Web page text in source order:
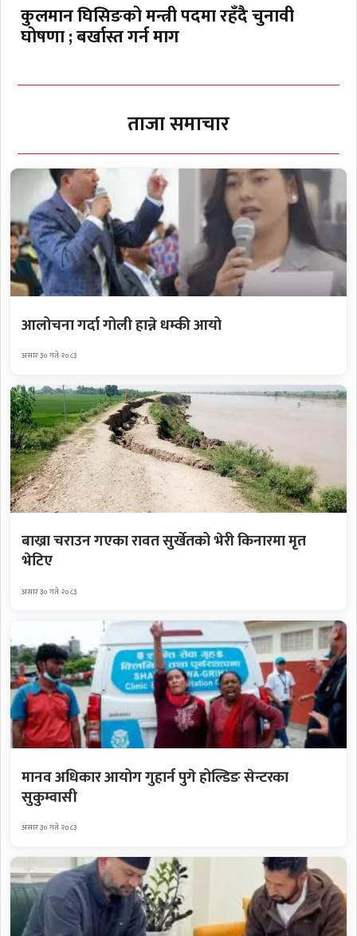
कुलमान घिसिङको मन्त्री पदमा रहँदै चुनावी
घोषणा ; बर्खास्त गर्न माग
ताजा समाचार
आलोचना गर्दा गोली हान्ने धम्की आयो
असार ३० गते २०८३
बाख्रा चराउन गएका रावत सुर्खेतको भेरी किनारमा मृत
भेटिए
असार ३० गते २०८३
मानव अधिकार आयोग गुहार्न पुगे होल्डिङ सेन्टरका
सुकुम्वासी
असार ३० गते २०८३